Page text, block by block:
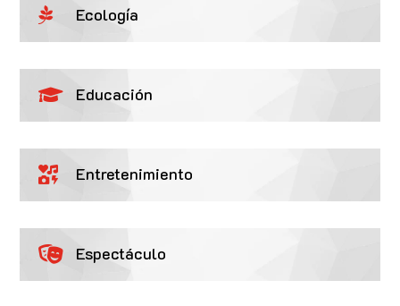
 Ecología
 Educación
 Entretenimiento
 Espectáculo